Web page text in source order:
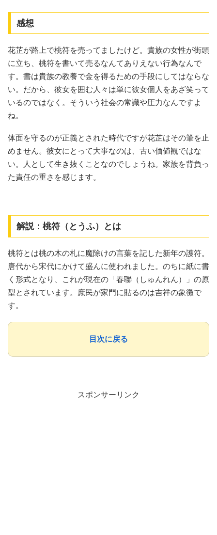
感想
花芷が路上で桃符を売ってましたけど。貴族の女性が街頭
に立ち、桃符を書いて売るなんてありえない行為なんで
す。書は貴族の教養で金を得るための手段にしてはならな
い。だから、彼女を囲む人々は単に彼女個人をあざ笑って
いるのではなく。そういう社会の常識や圧力なんですよ
ね。
体面を守るのが正義とされた時代ですが花芷はその筆を止
めません。彼女にとって大事なのは、古い価値観ではな
い。人として生き抜くことなのでしょうね。家族を背負っ
た責任の重さを感じます。
解説：桃符（とうふ）とは
桃符とは桃の木の札に魔除けの言葉を記した新年の護符。
唐代から宋代にかけて盛んに使われました。のちに紙に書
く形式となり、これが現在の「春聯（しゅんれん）」の原
型とされています。庶民が家門に貼るのは吉祥の象徴で
す。
目次に戻る
スポンサーリンク